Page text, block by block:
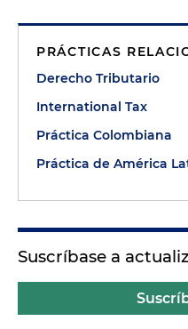
PRÁCTICAS
Derecho Tributario
International Tax
Práctica Colombiana
Práctica de América
Suscríbase a